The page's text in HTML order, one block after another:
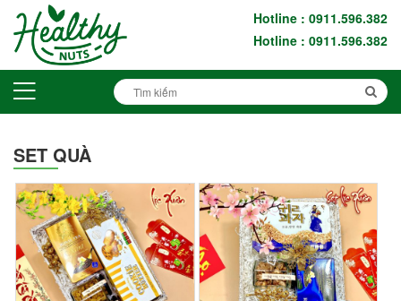
Hotline : 0911.596.382
Hotline : 0911.596.382
SET QUÀ
-14% -14%